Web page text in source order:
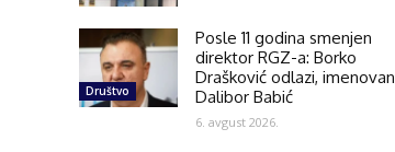
Društvo
Posle 11 godina smenjen
direktor RGZ-a: Borko
Drašković odlazi, imenovan
Dalibor Babić
6. avgust 2026.